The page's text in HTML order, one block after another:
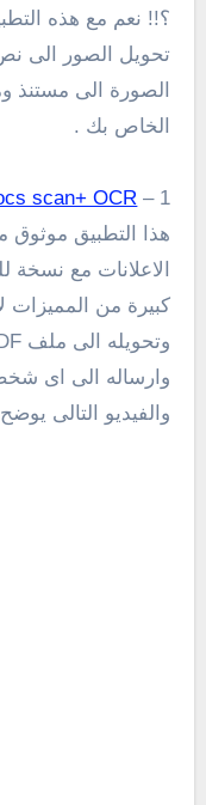
؟!! نعم مع هذه
تحويل الصور الى
الصورة الى مستنذ
الخاص بك .
1 –
scan+ OCR
هذا التطبيق موثوق
الاعلانات مع نسخة
كبيرة من
وتحويله الى ملف
وارساله الى اى
والفيديو التالى